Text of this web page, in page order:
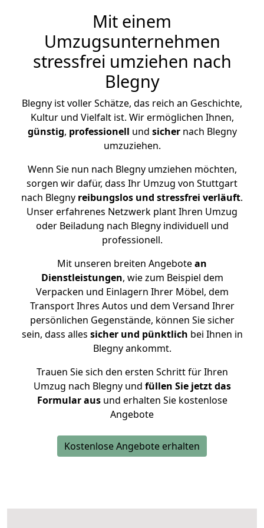
Mit einem
Umzugsunternehmen
stressfrei umziehen nach
Blegny
Blegny ist voller Schätze, das reich an Geschichte,
Kultur und Vielfalt ist. Wir ermöglichen Ihnen,
günstig, professionell und sichernach Blegny
umzuziehen.
Wenn Sie nun nach Blegny umziehen möchten,
sorgen wir dafür, dass Ihr Umzug von Stuttgart
nach Blegny reibungslos und stressfrei verläuft.
Unser erfahrenes Netzwerk plant Ihren Umzug
oder Beiladung nach Blegny individuell und
professionell.
Mit unseren breiten Angebotean
Dienstleistungen, wie zum Beispiel dem
Verpacken und Einlagern Ihrer Möbel, dem
Transport Ihres Autos und dem Versand Ihrer
persönlichen Gegenstände, können Sie sicher
sein, dass alles sicher und pünktlich bei Ihnen in
Blegny ankommt.
Trauen Sie sich den ersten Schritt für Ihren
Umzug nach Blegny und füllen Sie jetzt das
Formular ausund erhalten Sie kostenlose
Angebote
Kostenlose Angebote erhalten